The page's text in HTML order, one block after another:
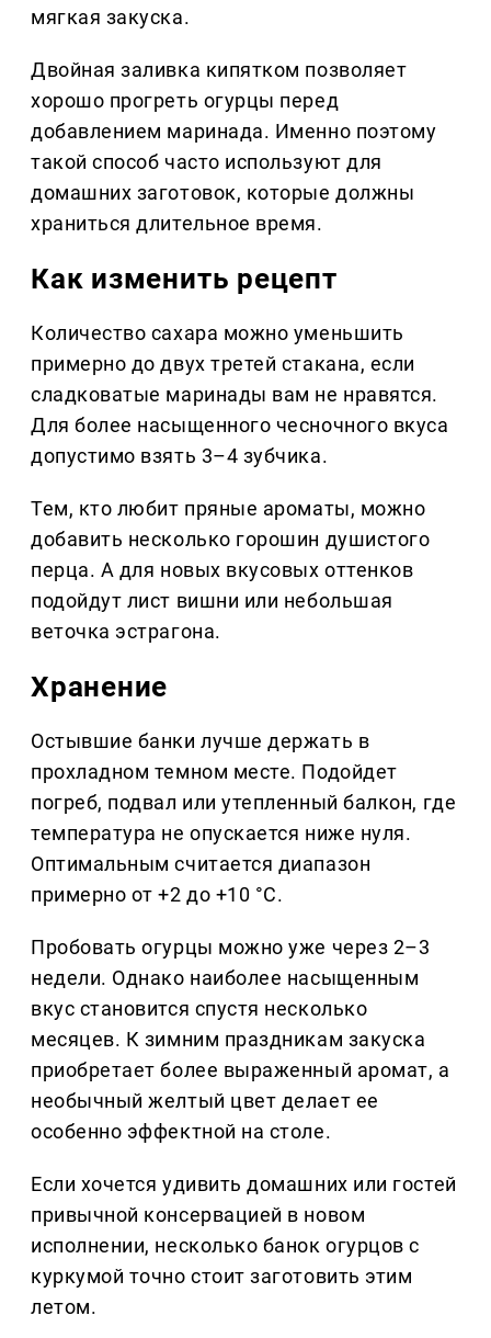
мягкая закуска.
Двойная заливка кипятком позволяет
хорошо прогреть огурцы перед
добавлением маринада. Именно поэтому
такой способ часто используют для
домашних заготовок, которые должны
храниться длительное время.
Как изменить рецепт
Количество сахара можно уменьшить
примерно до двух третей стакана, если
сладковатые маринады вам не нравятся.
Для более насыщенного чесночного вкуса
допустимо взять 3–4 зубчика.
Тем, кто любит пряные ароматы, можно
добавить несколько горошин душистого
перца. А для новых вкусовых оттенков
подойдут лист вишни или небольшая
веточка эстрагона.
Хранение
Остывшие банки лучше держать в
прохладном темном месте. Подойдет
погреб, подвал или утепленный балкон, где
температура не опускается ниже нуля.
Оптимальным считается диапазон
примерно от +2 до +10 °C.
Пробовать огурцы можно уже через 2–3
недели. Однако наиболее насыщенным
вкус становится спустя несколько
месяцев. К зимним праздникам закуска
приобретает более выраженный аромат, а
необычный желтый цвет делает ее
особенно эффектной на столе.
Если хочется удивить домашних или гостей
привычной консервацией в новом
исполнении, несколько банок огурцов с
куркумой точно стоит заготовить этим
летом.